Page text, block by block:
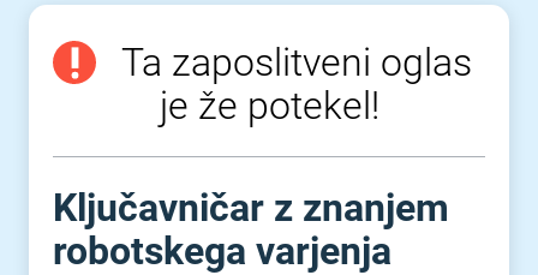
Ta zaposlitveni oglas
je že potekel!
Ključavničar z znanjem
robotskega varjenja